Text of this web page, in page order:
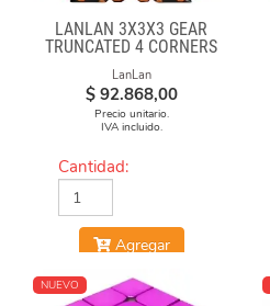
LANLAN 3X3X3 GEAR
TRUNCATED 4 CORNERS
LanLan
$ 92.868,00
Precio unitario.
IVA incluido.
Cantidad:
Agregar
NUEVO